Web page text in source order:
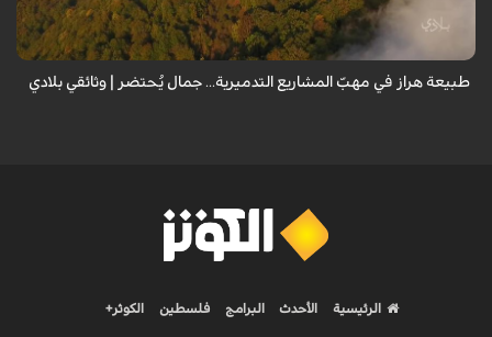
طبيعة هراز في مهبّ المشاريع التدميرية... جمال يُحتضر | وثائقي بلادي
الرئيسية الأحدث البرامج فلسطين الكوثر+